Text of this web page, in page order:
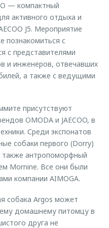
— компактный
активного отдыха и
J5. Мероприятие
познакомиться с
с представителями
и инженеров, отвечавших
а также с ведущими
присутствуют
OMODA и JAECOO, в
Среди экспонатов
собаки первого (Dorry)
также антропоморфный
Mornine. Все они были
компании AIMOGA.
собака Argos может
домашнему питомцу в
друга не